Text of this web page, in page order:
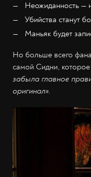
Неожиданность —
Убийства станут
Маньяк будет
Но больше всего
самой Сидни,
забыла главное
оригинал».